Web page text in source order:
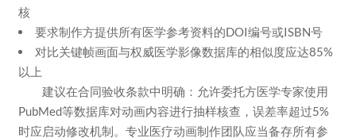
核
要求制作方提供所有医学参考资料的DOI编号或ISBN号
对比关键帧画面与权威医学影像数据库的相似度应达85%
以上
建议在合同验收条款中明确：允许委托方医学专家使用
PubMed等数据库对动画内容进行抽样核查，误差率超过5%
时应启动修改机制。专业医疗动画制作团队应当备存所有参